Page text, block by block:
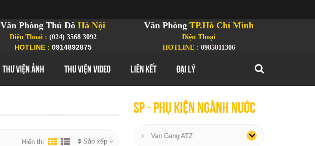
Văn Phòng Thủ ĐôHà Nội
Điện Thoại : (024) 3568 3092
HOTLINE : 0914892875
Văn Phòng TP.Hồ Chí Minh
Điện Thoại
HOTLINE : 0985811306
THƯ VIỆN ẢNH THƯ VIỆN VIDEO LIÊN KẾT ĐẠI LÝ
Sắp xếp
Hiển thị
SP - phụ kiện ngành nước
Van Gang ATZ